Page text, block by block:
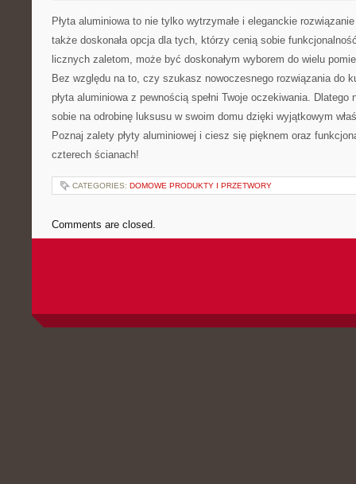
Płyta aluminiowa to nie tylko wytrzymałe i eleganckie
także‌ doskonała opcja dla tych, którzy cenią sobie
licznych zaletom, może być doskonałym wyborem do wielu
Bez względu na to, czy szukasz nowoczesnego rozwiązania do
płyta aluminiowa z pewnością spełni Twoje oczekiwania. Dlatego
sobie na odrobinę luksusu w swoim domu dzięki wyjątkowym
Poznaj zalety płyty aluminiowej i ‌ciesz ‍się pięknem oraz
czterech ścianach!
CATEGORIES: DOMOWE PRODUKTY I PRZETWORY
Comments are closed.